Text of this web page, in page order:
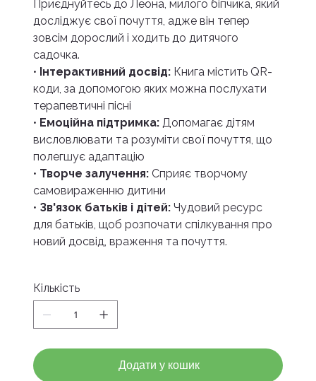
Приєднуйтесь до Леона, милого біпчика, який
досліджує свої почуття, адже він тепер
зовсім дорослий і ходить до дитячого
садочка.
• Інтерактивний досвід: Книга містить QR-
коди, за допомогою яких можна послухати
терапевтичні пісні
• Емоційна підтримка: Допомагає дітям
висловлювати та розуміти свої почуття, що
полегшує адаптацію
• Творче залучення: Сприяє творчому
самовираженню дитини
• Зв'язок батьків і дітей: Чудовий ресурс
для батьків, щоб розпочати спілкування про
новий досвід, враження та почуття.
Кількість
Додати у кошик